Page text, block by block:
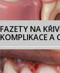
FAZETY NA
KOMPLIKACE A